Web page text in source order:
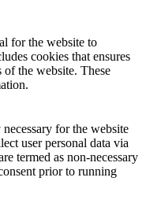
for the website to
cookies that ensures
of the website. These
for the website
user personal data via
termed as non-necessary
prior to running